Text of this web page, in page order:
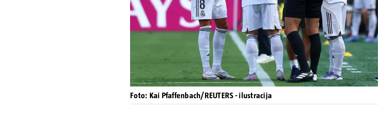
Foto: Kai Pfaffenbach/REUTERS - ilustracija